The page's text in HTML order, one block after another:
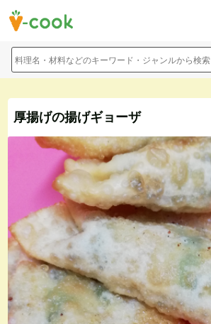
料理名・材料などのキーワード・ジャンルから検索
厚揚げの揚げギョーザ